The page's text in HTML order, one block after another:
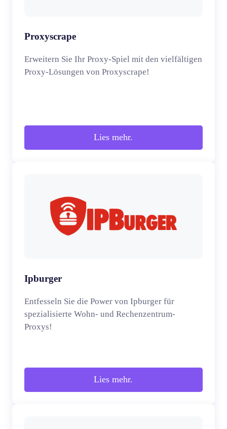
Proxyscrape
Erweitern Sie Ihr Proxy-Spiel mit den vielfältigen
Proxy-Lösungen von Proxyscrape!
Lies mehr.
Ipburger
Entfesseln Sie die Power von Ipburger für
spezialisierte Wohn- und Rechenzentrum-
Proxys!
Lies mehr.